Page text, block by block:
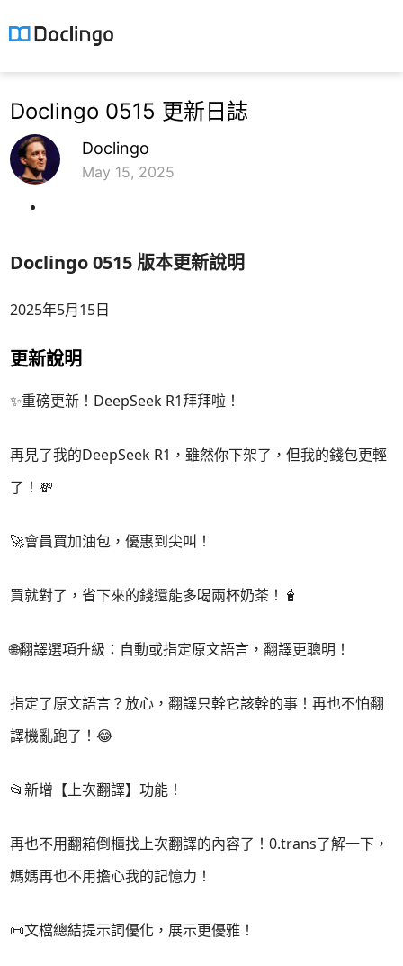
Doclingo 0515 更新日誌
Doclingo
May 15, 2025
Doclingo 0515 版本更新說明
2025年5月15日
更新說明
✨重磅更新！DeepSeek R1拜拜啦！
再見了我的DeepSeek R1，雖然你下架了，但我的錢包更輕
了！💸
🚀會員買加油包，優惠到尖叫！
買就對了，省下來的錢還能多喝兩杯奶茶！🧋
🌐翻譯選項升級：自動或指定原文語言，翻譯更聰明！
指定了原文語言？放心，翻譯只幹它該幹的事！再也不怕翻
譯機亂跑了！😂
📂新增【上次翻譯】功能！
再也不用翻箱倒櫃找上次翻譯的內容了！0.trans了解一下，
媽媽再也不用擔心我的記憶力！
📜文檔總結提示詞優化，展示更優雅！